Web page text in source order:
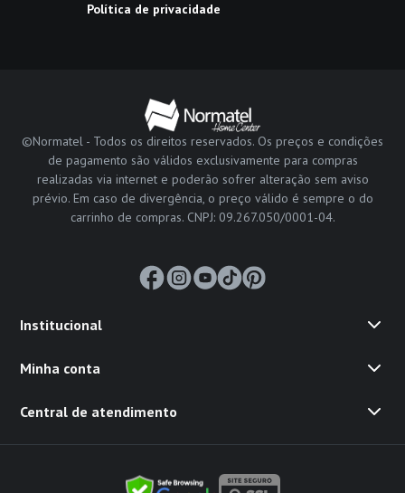
Política de privacidade
©Normatel - Todos os direitos reservados. Os preços e condições
de pagamento são válidos exclusivamente para compras
realizadas via internet e poderão sofrer alteração sem aviso
prévio. Em caso de divergência, o preço válido é sempre o do
carrinho de compras. CNPJ: 09.267.050/0001-04.
Institucional
Minha conta
Central de atendimento